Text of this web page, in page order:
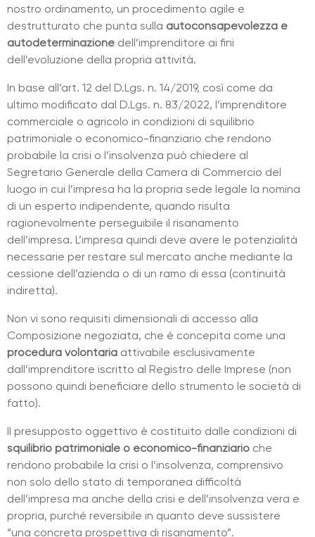
nostro ordinamento, un procedimento agile e
destrutturato che punta sulla autoconsapevolezza e
autodeterminazione dell’imprenditore ai fini
dell’evoluzione della propria attività.
In base all’art. 12 del D.Lgs. n. 14/2019, così come da
ultimo modificato dal D.Lgs. n. 83/2022, l’imprenditore
commerciale o agricolo in condizioni di squilibrio
patrimoniale o economico-finanziario che rendono
probabile la crisi o l’insolvenza può chiedere al
Segretario Generale della Camera di Commercio del
luogo in cui l’impresa ha la propria sede legale la nomina
di un esperto indipendente, quando risulta
ragionevolmente perseguibile il risanamento
dell’impresa. L’impresa quindi deve avere le potenzialità
necessarie per restare sul mercato anche mediante la
cessione dell’azienda o di un ramo di essa (continuità
indiretta).
Non vi sono requisiti dimensionali di accesso alla
Composizione negoziata, che è concepita come una
procedura volontaria attivabile esclusivamente
dall’imprenditore iscritto al Registro delle Imprese (non
possono quindi beneficiare dello strumento le società di
fatto).
Il presupposto oggettivo è costituito dalle condizioni di
squilibrio patrimoniale o economico-finanziario che
rendono probabile la crisi o l’insolvenza, comprensivo
non solo dello stato di temporanea difficoltà
dell’impresa ma anche della crisi e dell’insolvenza vera e
propria, purché reversibile in quanto deve sussistere
“una concreta prospettiva di risanamento”.